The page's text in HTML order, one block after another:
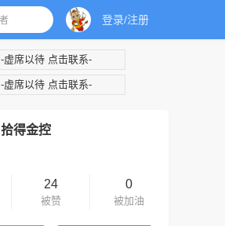
登录/注册
拾得金控
24
被赞
0
被加油
-虚席以待 点击联系-
-虚席以待 点击联系-